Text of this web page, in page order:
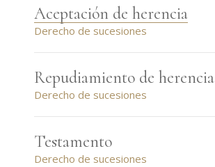
Aceptación de herencia
Derecho de sucesiones
Repudiamiento de herencia
Derecho de sucesiones
Testamento
Derecho de sucesiones